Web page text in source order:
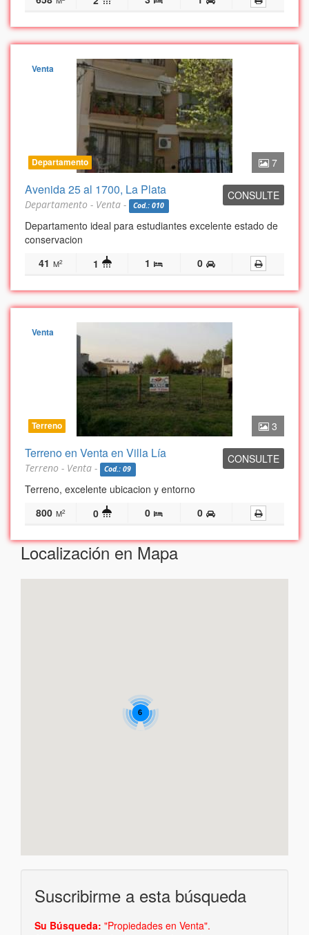
7
Venta
Departamento
CONSULTE
Avenida 25 al 1700, La Plata
Departamento - Venta - Cod.: 010
Departamento ideal para estudiantes excelente estado de
conservacion
41 M2 1 1 0
3
Venta
Terreno
CONSULTE
Terreno en Venta en Villa Lía
Terreno - Venta - Cod.: 09
Terreno, excelente ubicacion y entorno
800 M2 0 0 0
Localización en Mapa
6
Suscribirme a esta búsqueda
Su Búsqueda: "Propiedades en Venta".